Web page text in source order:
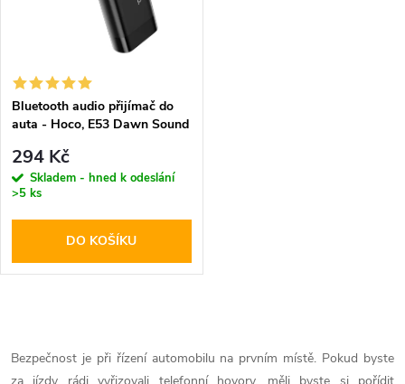
í
p
r
o
d
k
s
p
r
o
d
k
Bluetooth audio přijímač do
auta - Hoco, E53 Dawn Sound
294 Kč
Skladem - hned k odeslání
>5 ks
DO KOŠÍKU
v
Bezpečnost je při řízení automobilu na prvním místě. Pokud byste